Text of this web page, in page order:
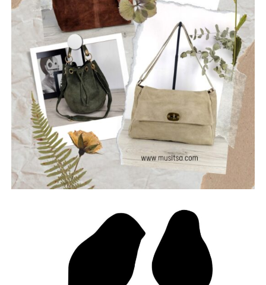
μουσική που μιλά για την κοινωνία, τις εσωτερικές μάχες
και την ανάγκη για αλήθεια.
Μέλη του συγκροτήματος: Ανδρεόπουλος Αντώνης –
Φωνή & Κιθάρα, Σαράντης Δημήτρης – Κιθάρα, Νικολάου
Θωμάς – Μπάσο, Μηλιώνης Γρηγόρης – Τύμπανα.